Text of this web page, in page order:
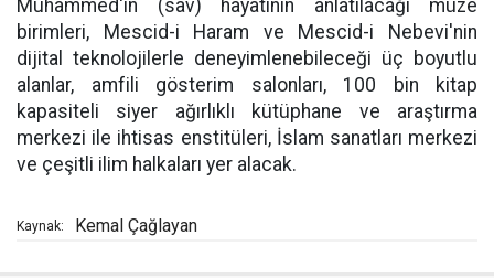
Muhammed'in (sav) hayatının anlatılacağı müze
birimleri, Mescid-i Haram ve Mescid-i Nebevi'nin
dijital teknolojilerle deneyimlenebileceği üç boyutlu
alanlar, amfili gösterim salonları, 100 bin kitap
kapasiteli siyer ağırlıklı kütüphane ve araştırma
merkezi ile ihtisas enstitüleri, İslam sanatları merkezi
ve çeşitli ilim halkaları yer alacak.
Kaynak: Kemal Çağlayan